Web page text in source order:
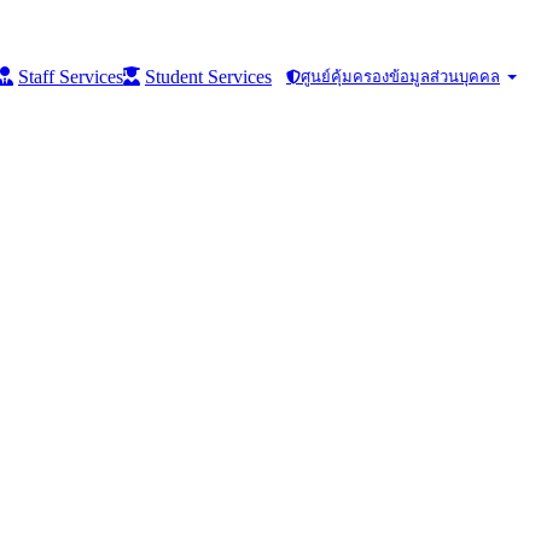
Staff Services Student Services ศูนย์คุ้มครองข้อมูลส่วนบุคคล